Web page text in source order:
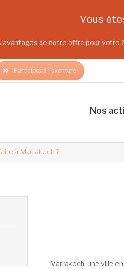
Vous
avantages de notre offre pour
Participez à l’aventure
Nos
à Marrakech ?
Marrakech, une ville